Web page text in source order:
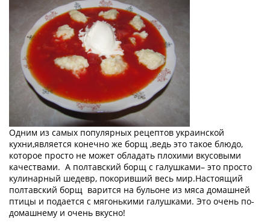
Одним из самых популярных рецептов украинской
кухни,является конечно же борщ ,ведь это такое блюдо,
которое просто не может обладать плохими вкусовыми
качествами. А полтавский борщ с галушками– это просто
кулинарный шедевр, покоривший весь мир.Настоящий
полтавский борщ варится на бульоне из мяса домашней
птицы и подается с мягонькими галушками. Это очень по-
домашнему и очень вкусно!